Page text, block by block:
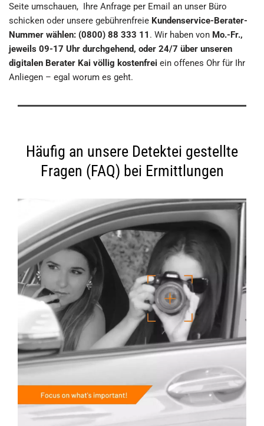
Seite umschauen, Ihre Anfrage per Email an unser Büro
schicken oder unsere gebührenfreie Kundenservice-Berater-
Nummer wählen: (0800) 88 333 11 . Wir haben von Mo.-Fr.,
jeweils 09-17 Uhr durchgehend, oder 24/7 über unseren
digitalen Berater Kai völlig kostenfrei ein offenes Ohr für Ihr
Anliegen – egal worum es geht.
Häufig an unsere Detektei gestellte
Fragen (FAQ) bei Ermittlungen